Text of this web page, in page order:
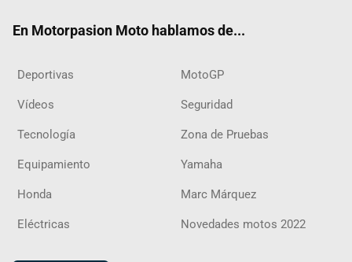
En Motorpasion Moto hablamos de...
Deportivas MotoGP
Vídeos Seguridad
Tecnología Zona de Pruebas
Equipamiento Yamaha
Honda Marc Márquez
Eléctricas Novedades motos 2022